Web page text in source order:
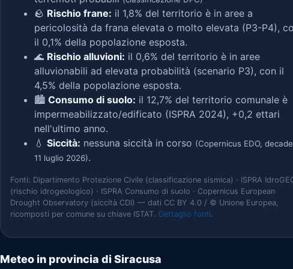
🪨 Rischio frane: il 1,8% del territorio è in aree a
pericolosità da frana elevata o molto elevata (P3-P4),
il 0,1% della popolazione esposta.
🌊 Rischio alluvioni: il 0,6% del territorio è in aree
alluvionabili ad elevata probabilità (scenario P3), con il
4,5% della popolazione esposta.
🏙️ Consumo di suolo: il 12,7% del territorio comunale è
impermeabilizzato/edificato (ISPRA 2024), +0,2 ettari
nell'ultimo anno.
💧 Siccità: nessuna siccità in corso (Copernicus EDO,
11 luglio 2026).
Fonti: Dipartimento Protezione Civile (classificazione sismica) · ISPRA
(rischio idrogeologico) · ISPRA Consumo di suolo · Copernicus European
Drought Observatory (siccità CDI) — dati CC BY 4.0 / © Unione Europea,
ricomposti per comune su chiave ISTAT. Dettaglio fonti.
Meteo in provincia di Siracusa